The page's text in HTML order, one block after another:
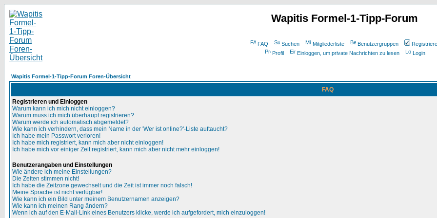
Wapitis Formel-1-Tipp-Forum
FAQ Suchen Mitgliederliste Benutzergruppen
Profil
Einloggen, um private Nachrichten zu lesen Login
Wapitis Formel-1-Tipp-Forum Foren-Übersicht
FAQ
Registrieren und Einloggen
Warum kann ich mich nicht einloggen?
Warum muss ich mich überhaupt registrieren?
Warum werde ich automatisch abgemeldet?
Wie kann ich verhindern, dass mein Name in der 'Wer ist online?'-Liste auftaucht?
Ich habe mein Passwort verloren!
Ich habe mich registriert, kann mich aber nicht einloggen!
Ich habe mich vor einiger Zeit registriert, kann mich aber nicht mehr einloggen!
Benutzerangaben und Einstellungen
Wie ändere ich meine Einstellungen?
Die Zeiten stimmen nicht!
Ich habe die Zeitzone gewechselt und die Zeit ist immer noch falsch!
Meine Sprache ist nicht verfügbar!
Wie kann ich ein Bild unter meinem Benutzernamen anzeigen?
Wie kann ich meinen Rang ändern?
Wenn ich auf den E-Mail-Link eines Benutzers klicke, werde ich aufgefordert, mich einzuloggen!